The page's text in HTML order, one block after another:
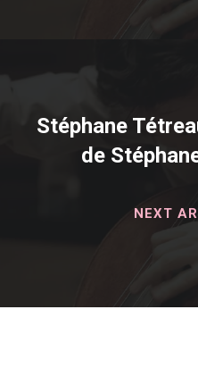
Stéphane
de
NEXT